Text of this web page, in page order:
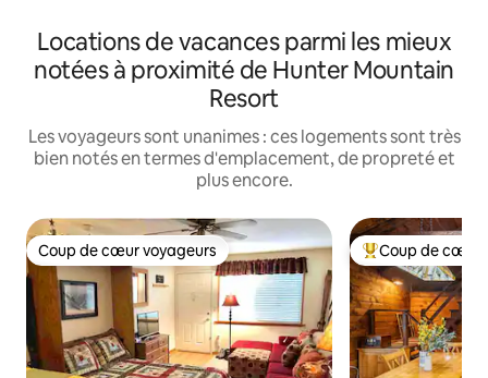
Locations de vacances parmi les mieux
notées à proximité de Hunter Mountain
Resort
Les voyageurs sont unanimes : ces logements sont très
bien notés en termes d'emplacement, de propreté et
plus encore.
Coup de cœur voyageurs
Coup de cœur voyageurs Coups de cœur
Coup de cœur